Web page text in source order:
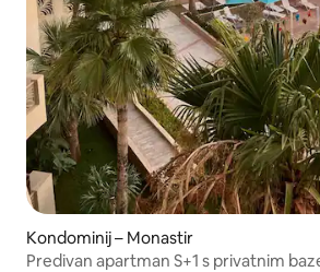
Kondominij – Monastir
Predivan apartman S+1 s privatnim